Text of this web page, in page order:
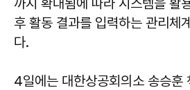
후 활동 결과를 입력하는 관리체
다.
4일에는 대한상공회의소 송승훈